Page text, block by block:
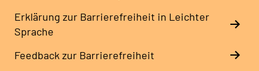
Erklärung zur Barrierefreiheit in Leichter
Sprache
Feedback zur Barrierefreiheit